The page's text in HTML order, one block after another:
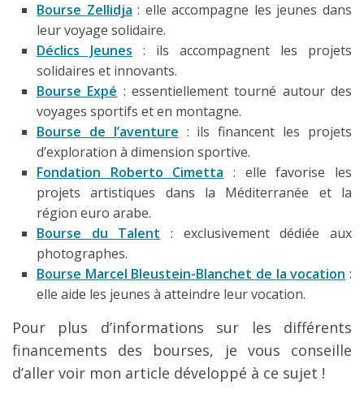
Bourse Zellidja : elle accompagne les jeunes dans
leur voyage solidaire.
Déclics Jeunes : ils accompagnent les projets
solidaires et innovants.
Bourse Expé : essentiellement tourné autour des
voyages sportifs et en montagne.
Bourse de l’aventure : ils financent les projets
d’exploration à dimension sportive.
Fondation Roberto Cimetta : elle favorise les
projets artistiques dans la Méditerranée et la
région euro arabe.
Bourse du Talent : exclusivement dédiée aux
photographes.
Bourse Marcel Bleustein-Blanchet de la vocation :
elle aide les jeunes à atteindre leur vocation.
Pour plus d’informations sur les différents
financements des bourses, je vous conseille
d’aller voir mon article développé à ce sujet !